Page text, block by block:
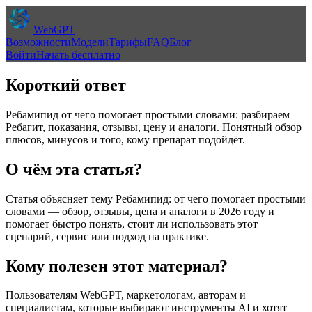
WebGPT
ВозможностиМоделиТарифыFAQБлог
ВойтиНачать бесплатно
Короткий ответ
Ребамипид от чего помогает простыми словами: разбираем
Ребагит, показания, отзывы, цену и аналоги. Понятный обзор
плюсов, минусов и того, кому препарат подойдёт.
О чём эта статья?
Статья объясняет тему Ребамипид: от чего помогает простыми
словами — обзор, отзывы, цена и аналоги в 2026 году и
помогает быстро понять, стоит ли использовать этот
сценарий, сервис или подход на практике.
Кому полезен этот материал?
Пользователям WebGPT, маркетологам, авторам и
специалистам, которые выбирают инструменты AI и хотят